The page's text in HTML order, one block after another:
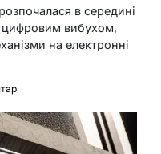
в середині
цифровим вибухом,
на електронні
до
промислова
революція:
цифровий